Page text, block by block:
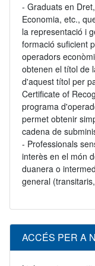
- Graduats en
Economia, etc.,
la representació i
formació suficient
operadors
obtenen el títol de
d'aquest títol per
Certificate of
programa
permet obtenir
cadena de
- Professionals
interès en el món
duanera o
general
ACCÉS PER A